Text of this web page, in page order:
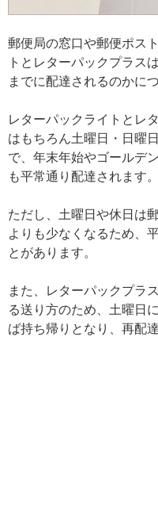
郵便局の窓口や郵便ポス
トとレターパックプラス
までに配達されるのかに
レターパックライトとレ
はもちろん土曜日・日曜
で、年末年始やゴールデ
も平常通り配達されます。
ただし、土曜日や休日は
よりも少なくなるため、
とがあります。
また、レターパックプラ
る送り方のため、土曜日
ば持ち帰りとなり、再配